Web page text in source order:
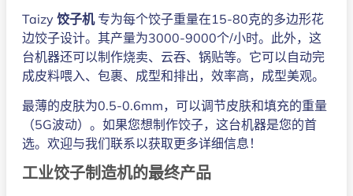
Taizy 饺子机专为每个饺子重量在15-80克的多边形花
边饺子设计。其产量为3000-9000个/小时。此外，这
台机器还可以制作烧卖、云吞、锅贴等。它可以自动完
成皮料喂入、包裹、成型和排出，效率高，成型美观。
最薄的皮肤为0.5-0.6mm，可以调节皮肤和填充的重量
（5G波动）。如果您想制作饺子，这台机器是您的首
选。欢迎与我们联系以获取更多详细信息！
工业饺子制造机的最终产品